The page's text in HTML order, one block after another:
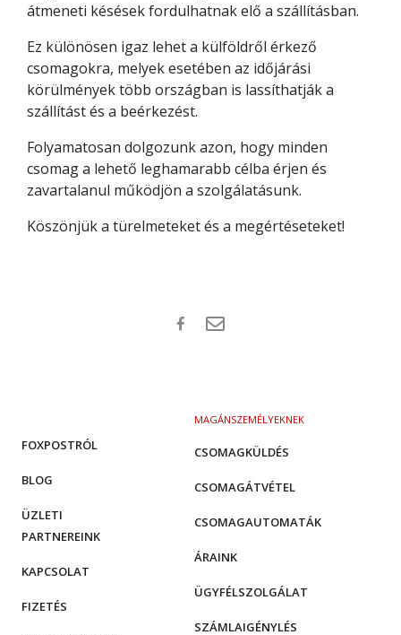
átmeneti késések fordulhatnak elő a szállításban.
Ez különösen igaz lehet a külföldről érkező
csomagokra, melyek esetében az időjárási
körülmények több országban is lassíthatják a
szállítást és a beérkezést.
Folyamatosan dolgozunk azon, hogy minden
csomag a lehető leghamarabb célba érjen és
zavartalanul működjön a szolgálatásunk.
Köszönjük a türelmeteket és a megértéseteket!
MAGÁNSZEMÉLYEKNEK
CSOMAGKÜLDÉS
CSOMAGÁTVÉTEL
CSOMAGAUTOMATÁK
ÁRAINK
ÜGYFÉLSZOLGÁLAT
SZÁMLAIGÉNYLÉS
FOXPOSTRÓL
BLOG
ÜZLETI
PARTNEREINK
KAPCSOLAT
FIZETÉS